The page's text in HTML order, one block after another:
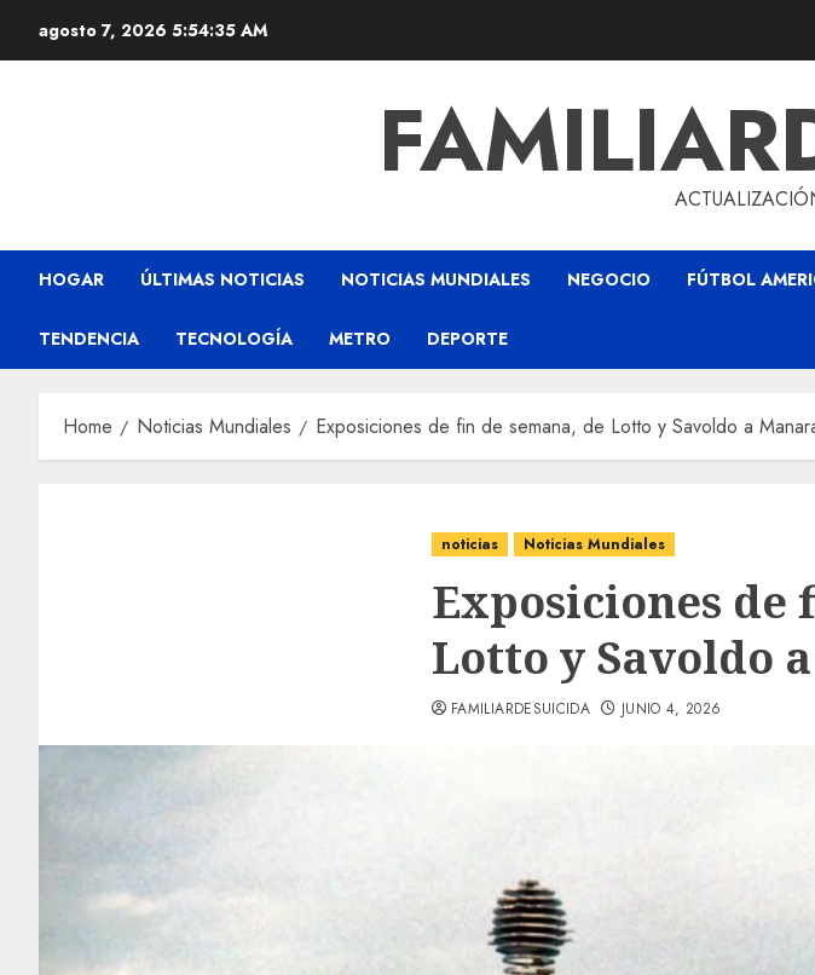
agosto 7, 2026 5:54:36 AM
HOGAR ÚLTIMAS NOTICIAS NOTICIAS MUNDIALES NEGOCIO FÚTBOL
TENDENCIA TECNOLOGÍA METRO DEPORTE
Home Noticias Mundiales Exposiciones de fin de semana, de Lotto y Savoldo a
noticias Noticias Mundiales
Exposiciones de
Lotto y Savoldo
FAMILIARDESUICIDA JUNIO 4, 2026